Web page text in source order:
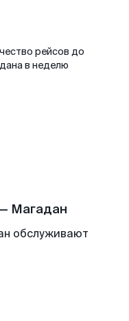
рейсов до
в неделю
Магадан
обслуживают